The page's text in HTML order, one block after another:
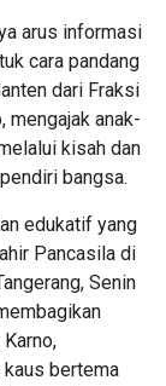
arus informasi
cara pandang
dari Fraksi
mengajak anak-
kisah dan
bangsa.
edukatif yang
Pancasila di
Senin
kaus bertema